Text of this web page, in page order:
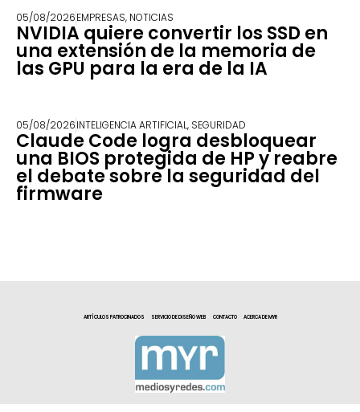
05/08/2026EMPRESAS, NOTICIAS
NVIDIA quiere convertir los SSD en
una extensión de la memoria de
las GPU para la era de la IA
05/08/2026INTELIGENCIA ARTIFICIAL, SEGURIDAD
Claude Code logra desbloquear
una BIOS protegida de HP y reabre
el debate sobre la seguridad del
firmware
ARTÍCULOS PATROCINADOS SERVICIO DE DISEÑO WEB CONTACTO ACERCA DE MYR